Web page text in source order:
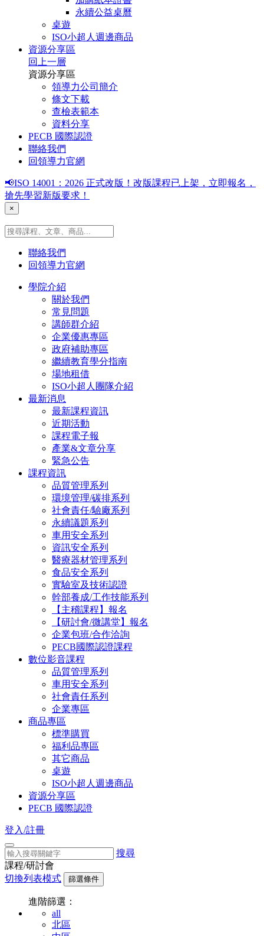
永續公益桌曆
桌遊
ISO小超人週邊商品
資源分享區
回上一層
資源分享區
領導力公司簡介
條文下載
查檢表範本
資料分享
PECB 國際認證
聯絡我們
回領導力官網
📢ISO 14001：2026 正式改版！改版課程已上架，立即報名，
搶先學習新版要求！
×
聯絡我們
回領導力官網
學院介紹
關於我們
常見問題
講師群介紹
企業優惠專區
政府補助專區
繼續教育學分指南
場地租借
ISO小超人團隊介紹
最新消息
最新課程資訊
近期活動
課程電子報
產業&文章分享
緊急公告
課程資訊
品質管理系列
環境管理/碳排系列
社會責任/驗廠系列
永續議題系列
車用安全系列
資訊安全系列
醫療器材管理系列
食品安全系列
實驗室及技術認證
幹部養成/工作技能系列
【主稽課程】報名
【研討會/微講堂】報名
企業包班/合作洽詢
PECB國際認證課程
數位影音課程
品質管理系列
車用安全系列
社會責任系列
企業專區
商品專區
標準購買
福利品專區
其它商品
桌遊
ISO小超人週邊商品
資源分享區
PECB 國際認證
登入/註冊
搜尋
課程/研討會
切換列表模式
篩選條件
進階篩選：
all
北區